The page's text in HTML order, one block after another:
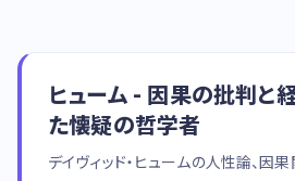
ヒューム - 因果の批判と
た懐疑の哲学者
デイヴィッド・ヒュームの人性論、因